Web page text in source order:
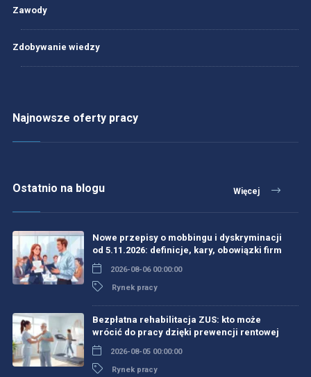
Zawody
Zdobywanie wiedzy
Najnowsze oferty pracy
Ostatnio na blogu Więcej
Nowe przepisy o mobbingu i dyskryminacji
od 5.11.2026: definicje, kary, obowiązki firm
2026-08-06 00:00:00
Rynek pracy
Bezpłatna rehabilitacja ZUS: kto może
wrócić do pracy dzięki prewencji rentowej
2026-08-05 00:00:00
Rynek pracy